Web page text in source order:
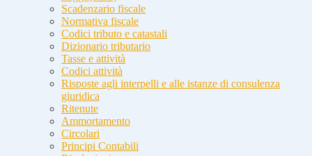
Scadenzario fiscale
Normativa fiscale
Codici tributo e catastali
Dizionario tributario
Tasse e attività
Codici attività
Risposte agli interpelli e alle istanze di consulenza
giuridica
Ritenute
Ammortamento
Circolari
Principi Contabili